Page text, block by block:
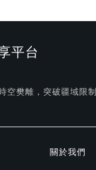
平台
樊離，突破疆域限
關於我們